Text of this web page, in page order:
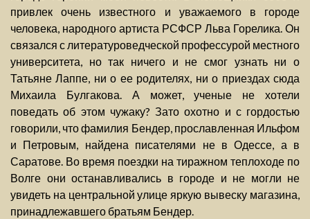
привлек очень известного и уважаемого в городе
человека, народного артиста РСФСР Льва Горелика. Он
связался с литературоведческой профессурой местного
университета, но так ничего и не смог узнать ни о
Татьяне Лаппе, ни о ее родителях, ни о приездах сюда
Михаила Булгакова. А может, ученые не хотели
поведать об этом чужаку? Зато охотно и с гордостью
говорили, что фамилия Бендер, прославленная Ильфом
и Петровым, найдена писателями не в Одессе, а в
Саратове. Во время поездки на тиражном теплоходе по
Волге они останавливались в городе и не могли не
увидеть на центральной улице яркую вывеску магазина,
принадлежавшего братьям Бендер.